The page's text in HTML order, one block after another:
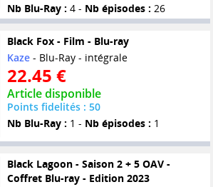
Nb Blu-Ray : 4 - Nb épisodes : 26
Black Fox - Film - Blu-ray
Kaze- Blu-Ray - intégrale
22.45 €
Article disponible
Points fidelités : 50
Nb Blu-Ray : 1 - Nb épisodes : 1
Black Lagoon - Saison 2 + 5 OAV -
Coffret Blu-ray - Edition 2023